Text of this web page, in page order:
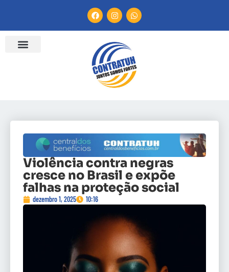
Violência contra negras
cresce no Brasil e expõe
falhas na proteção social
dezembro 1, 2025 10:16